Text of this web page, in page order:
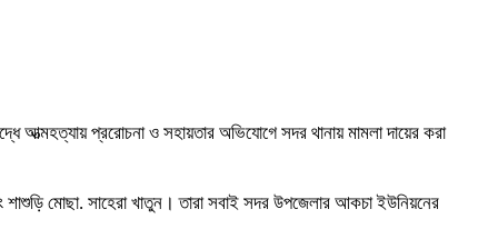
আত্মহত্যায় প্ররোচনা ও সহায়তার অভিযোগে সদর থানায় মামলা দায়ের করা
শাশুড়ি মোছা. সাহেরা খাতুন। তারা সবাই সদর উপজেলার আকচা ইউনিয়নের